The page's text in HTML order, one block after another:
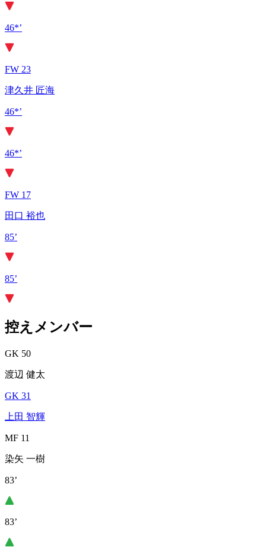
46*’
FW 23
津久井 匠海
46*’
46*’
FW 17
田口 裕也
85’
85’
控えメンバー
GK 50
渡辺 健太
GK 31
上田 智輝
MF 11
染矢 一樹
83’
83’